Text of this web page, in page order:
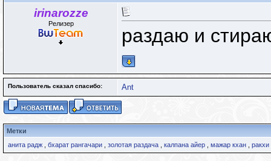
irinarozze
Релизер
раздаю и
Пользователь сказал cпасибо: Ant
Метки
анита радж
бхарат рангачари золотая раздача калпана айер мажар кхан ракхи